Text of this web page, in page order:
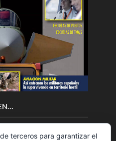
terceros para garantizar el